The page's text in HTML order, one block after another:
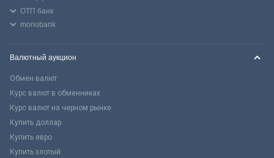
ОТП банк
monobank
Валютный аукцион
Обмен валют
Курс валют в обменниках
Курс валют на черном рынке
Купить доллар
Купить евро
Купить злотый